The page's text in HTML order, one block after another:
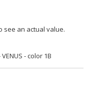
- color 1B
see an actual value.